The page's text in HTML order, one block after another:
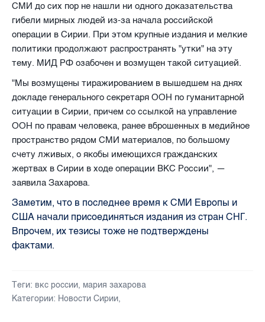
СМИ до сих пор не нашли ни одного доказательства
гибели мирных людей из-за начала российской
операции в Сирии. При этом крупные издания и мелкие
политики продолжают распространять "утки" на эту
тему. МИД РФ озабочен и возмущен такой ситуацией.
"Мы возмущены тиражированием в вышедшем на днях
докладе генерального секретаря ООН по гуманитарной
ситуации в Сирии, причем со ссылкой на управление
ООН по правам человека, ранее вброшенных в медийное
пространство рядом СМИ материалов, по большому
счету лживых, о якобы имеющихся гражданских
жертвах в Сирии в ходе операции ВКС России", —
заявила Захарова.
Заметим, что в последнее время к СМИ Европы и
США начали присоединяться издания из стран СНГ.
Впрочем, их тезисы тоже не подтверждены
фактами.
Теги: вкс россии, мария захарова
Категории: Новости Сирии,